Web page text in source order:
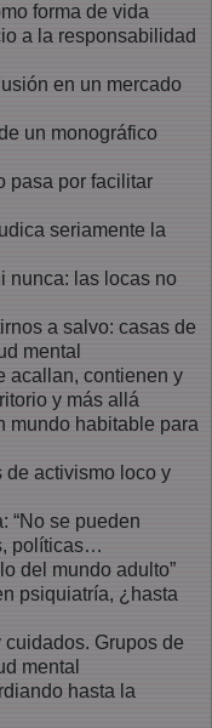
forma de vida
a la responsabilidad
en un mercado
un monográfico
pasa por facilitar
seriamente la
nunca: las locas no
a salvo: casas de
mental
acallan, contienen y
y más allá
mundo habitable para
de activismo loco y
“No se pueden
políticas…
del mundo adulto”
psiquiatría, ¿hasta
Grupos de
mental
hasta la